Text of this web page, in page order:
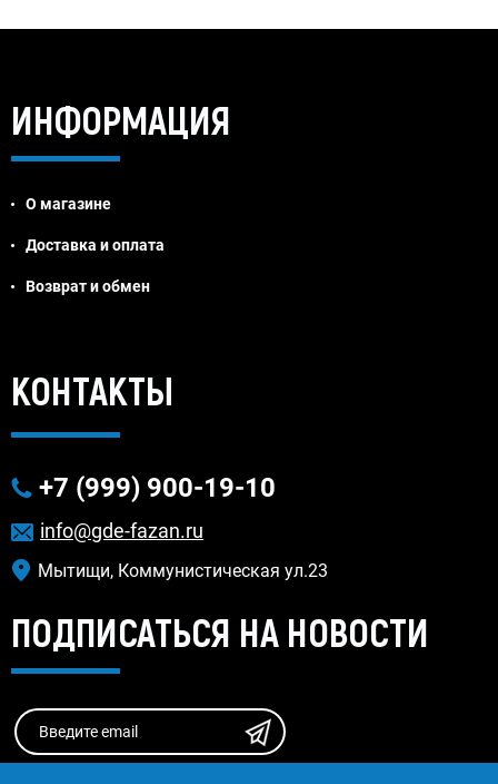
ИНФОРМАЦИЯ
О магазине
Доставка и оплата
Возврат и обмен
КОНТАКТЫ
+7 (999) 900-19-10
info@gde-fazan.ru
Мытищи, Коммунистическая ул.23
ПОДПИСАТЬСЯ НА НОВОСТИ